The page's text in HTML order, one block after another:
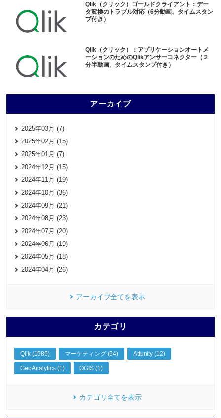
Qlik（クリック）ゴールドクライアント：デー
タ変換のトラブル対応（6分動画、タイムスタン
プ付き）
Qlik（クリック）：アプリケーションオートメ
ーションのためのQlikアンサーコネクター（２
分半動画、タイムスタンプ付き）
アーカイブ
2025年03月 (7)
2025年02月 (15)
2025年01月 (7)
2024年12月 (15)
2024年11月 (19)
2024年10月 (36)
2024年09月 (21)
2024年08月 (23)
2024年07月 (20)
2024年06月 (19)
2024年05月 (18)
2024年04月 (26)
アーカイブ全てを表示
カテゴリ
Qlik (1585) マーケティング (64) Attunity (12)
GeoAnalytics (1) OGIS (1)
カテゴリ全てを表示